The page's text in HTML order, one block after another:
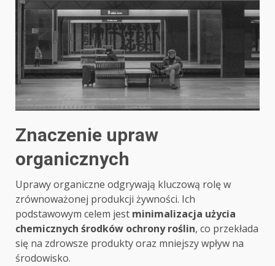
Znaczenie upraw
organicznych
Uprawy organiczne odgrywają kluczową rolę w
zrównoważonej produkcji żywności. Ich
podstawowym celem jest minimalizacja użycia
chemicznych środków ochrony roślin, co przekłada
się na zdrowsze produkty oraz mniejszy wpływ na
środowisko.